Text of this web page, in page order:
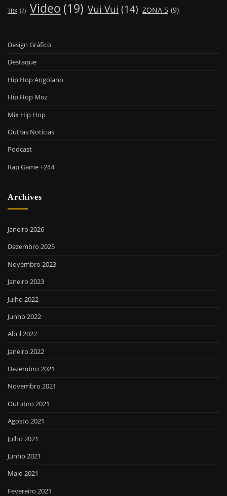
TRX (7) Video (19) Vui Vui (14) ZONA 5 (9)
Design Gráfico
Destaque
Hip Hop Angolano
Hip Hop Moz
Mix Hip Hop
Outras Notícias
Podcast
Rap Game +244
Archives
Janeiro 2026
Dezembro 2025
Novembro 2023
Janeiro 2023
Julho 2022
Junho 2022
Abril 2022
Janeiro 2022
Dezembro 2021
Novembro 2021
Outubro 2021
Agosto 2021
Julho 2021
Junho 2021
Maio 2021
Fevereiro 2021